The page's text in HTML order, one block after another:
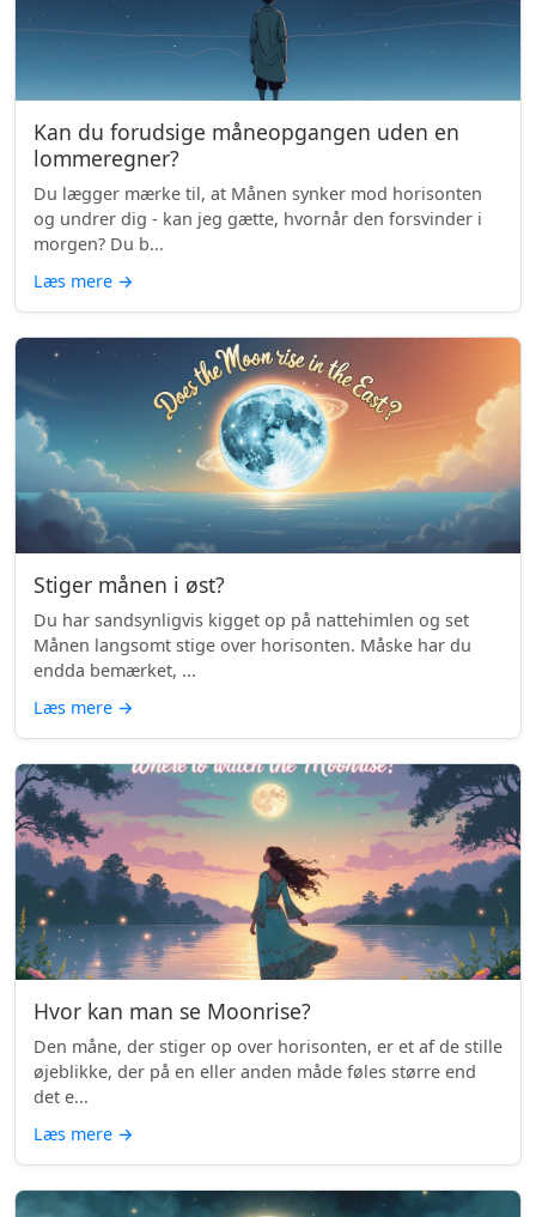
Kan du forudsige måneopgangen uden en
lommeregner?
Du lægger mærke til, at Månen synker mod horisonten
og undrer dig - kan jeg gætte, hvornår den forsvinder i
morgen? Du b...
Læs mere →
Stiger månen i øst?
Du har sandsynligvis kigget op på nattehimlen og set
Månen langsomt stige over horisonten. Måske har du
endda bemærket, ...
Læs mere →
Hvor kan man se Moonrise?
Den måne, der stiger op over horisonten, er et af de stille
øjeblikke, der på en eller anden måde føles større end
det e...
Læs mere →